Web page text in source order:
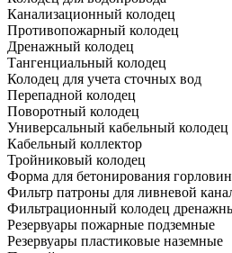
Канализационный колодец
Противопожарный колодец
Дренажный колодец
Тангенциальный колодец
Колодец для учета сточных вод
Перепадной колодец
Поворотный колодец
Универсальный кабельный колодец
Кабельный коллектор
Тройниковый колодец
Форма для бетонирования
Фильтр патроны для ливневой
Фильтрационный колодец
Резервуары пожарные подземные
Резервуары пластиковые наземные